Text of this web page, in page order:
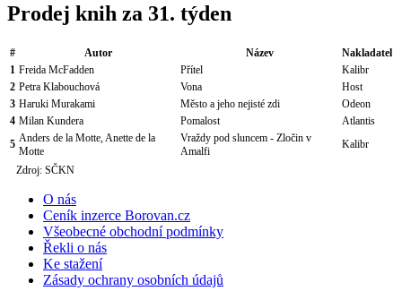
Prodej knih za 31. týden
# Autor Název
Nakladatel
1 Freida McFadden Přítel
Kalibr
2 Petra Klabouchová Vona
Host
3 Haruki Murakami Město a jeho nejisté zdi
Odeon
4 Milan Kundera Pomalost
Atlantis
5 Anders de la Motte, Anette de la
Motte
Vraždy pod sluncem - Zločin v
Amalfi
Kalibr
Zdroj: SČKN
O nás
Ceník inzerce Borovan.cz
Všeobecné obchodní podmínky
Řekli o nás
Ke stažení
Zásady ochrany osobních údajů